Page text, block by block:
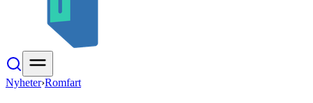
Nyheter›Romfart